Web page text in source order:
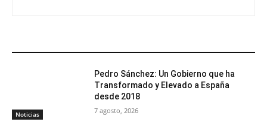
Noticias
Pedro Sánchez: Un Gobierno que ha
Transformado y Elevado a España
desde 2018
7 agosto, 2026